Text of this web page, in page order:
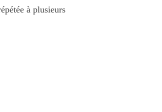
à plusieurs